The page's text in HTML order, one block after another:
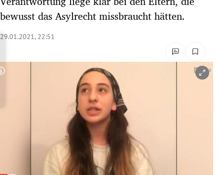
Untermenü
Untermenü
Untermenü
bewusst das Asylrecht missbraucht hätten.
29.01.2021, 22:51
Copyright-Hinweis öffnen/schließen